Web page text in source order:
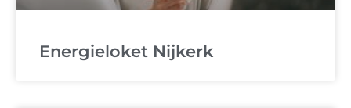
Energieloket Nijkerk